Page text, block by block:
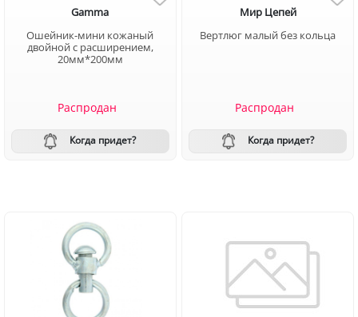
Gamma
Ошейник-мини кожаный
двойной с расширением,
20мм*200мм
Распродан
Когда придет?
Мир Цепей
Вертлюг малый без кольца
Распродан
Когда придет?